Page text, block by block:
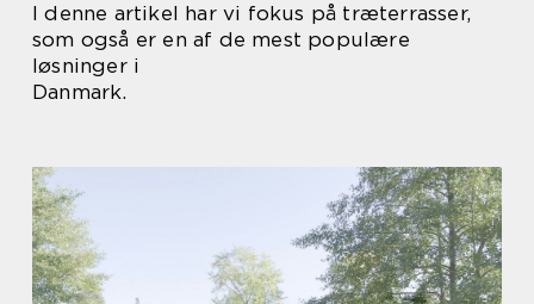
I denne artikel har vi fokus på træterrasser,
som også er en af de mest populære
løsninger i
Danmark.